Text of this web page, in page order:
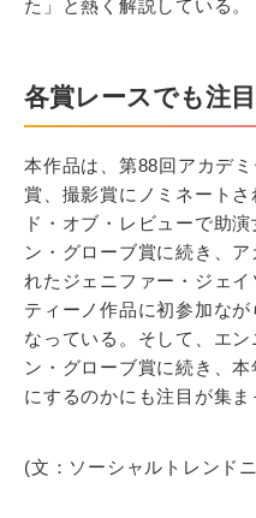
た」と熱く解説している。
各賞レースでも注
本作品は、第88回アカデ
賞、撮影賞にノミネート
ド・オブ・レビューで助
ン・グローブ賞に続き、
れたジェニファー・ジェ
ティーノ作品に初参加な
なっている。そして、エ
ン・グローブ賞に続き、
にするのかにも注目が集ま
(文：ソーシャルトレンド